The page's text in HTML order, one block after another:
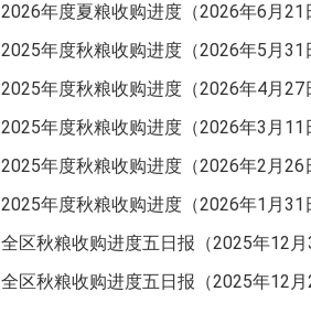
2026年度夏粮收购进度（2026年6月21
2025年度秋粮收购进度（2026年5月31
2025年度秋粮收购进度（2026年4月27
2025年度秋粮收购进度（2026年3月11
2025年度秋粮收购进度（2026年2月26
2025年度秋粮收购进度（2026年1月31
全区秋粮收购进度五日报（2025年12月
全区秋粮收购进度五日报（2025年12月